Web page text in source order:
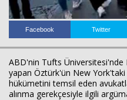
Facebook Twitter
ABD'nin Tufts
yapan Öztürk'ün New
hükümetini temsil eden
alınma gerekçesiyle ilgili